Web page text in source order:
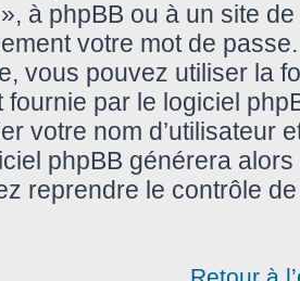
à phpBB ou à un site
votre mot de
vous pouvez utiliser la
fournie par le logiciel
votre nom d’utilisateur
phpBB générera
reprendre le contrôle